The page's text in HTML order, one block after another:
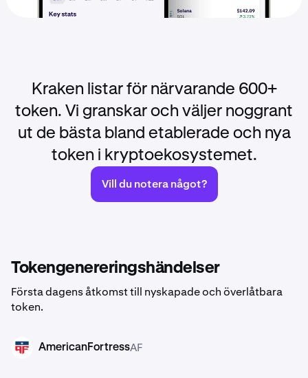
Kraken listar för närvarande 600+
token. Vi granskar och väljer noggrant
ut de bästa bland etablerade och nya
token i kryptoekosystemet.
Vill du notera något?
Tokengenereringshändelser
Första dagens åtkomst till nyskapade och överlåtbara
token.
AF AmericanFortressAF